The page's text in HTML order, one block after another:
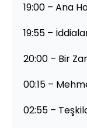
19:00 – Ana
19:55 –
20:00 – Bir
00:15 –
02:55 –